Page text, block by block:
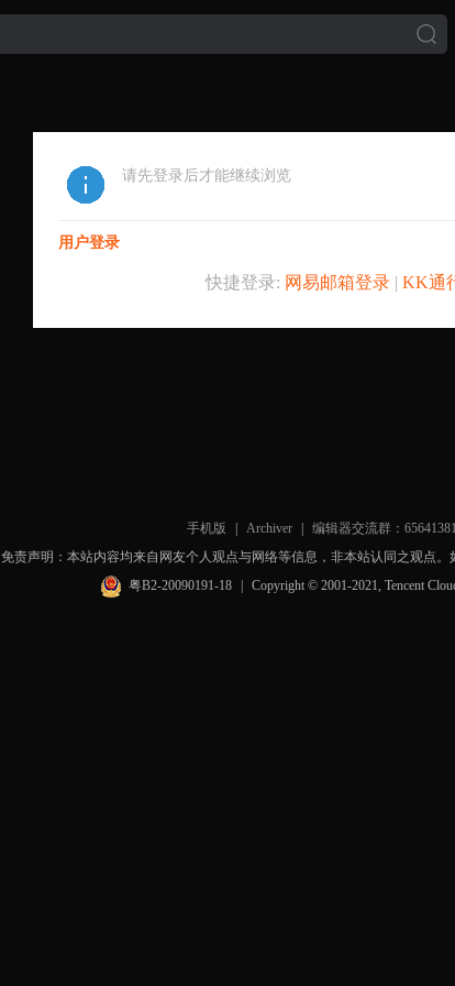
请先登录后才能继续浏览
用户登录
快捷登录: 网易邮箱登录| KK通
手机版 Archiver 编辑器交流群：
免责声明：本站内容均来自网友个人观点与网络等信息，非本站认同之观点
粤B2-20090191-18
Copyright © 2001-2021, Tencent